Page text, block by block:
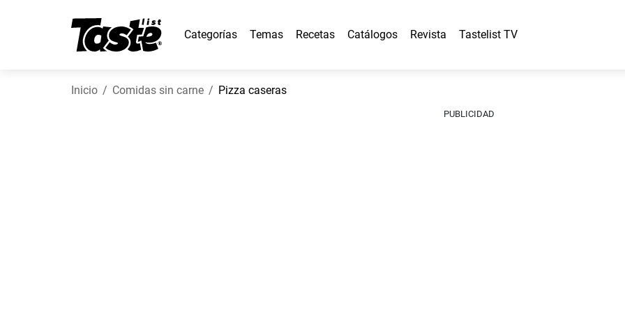
Categorías Temas Recetas Catálogos Revista Tastelist TV
Inicio Comidas sin carne Pizza caseras
PUBLICIDAD